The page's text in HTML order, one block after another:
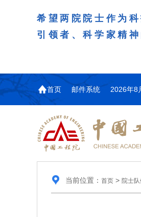
希望两院院士作为
引领者、科学家精
首页 邮件系统 2026年8
当前位置： 首页> 院士队